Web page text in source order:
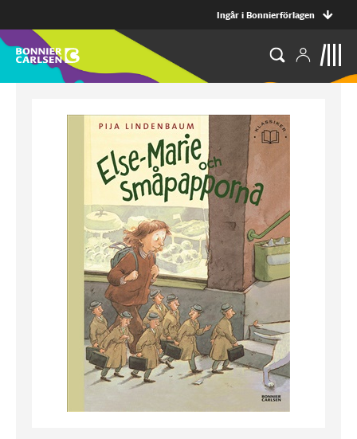
Ingår i Bonnierförlagen